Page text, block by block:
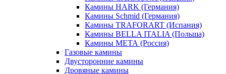
Камины HARK (Германия)
Камины Schmid (Германия)
Камины TRAFORART (Испания)
Камины BELLA ITALIA (Польша)
Камины МЕТА (Россия)
Газовые камины
Двусторонние камины
Дровяные камины